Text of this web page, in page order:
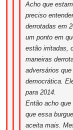
Acho que
preciso
derrotadas em
um ponto em
estão irritadas,
maneiras
adversários
democrática.
para 2014.
Então acho
que essa
aceita mais.